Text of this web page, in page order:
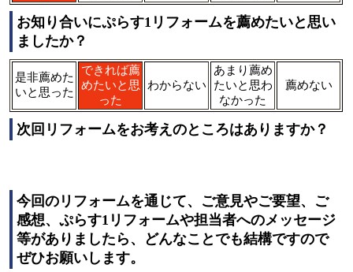
お知り合いにぷらす1リフォームを薦めたいと思い
ましたか？
是非薦めた
いと思った
できれば薦
めたいと思
った
わからない
あまり薦め
たいと思わ
なかった
薦めない
次回リフォームをお考えのところはありますか？
今回のリフォームを通じて、ご意見やご要望、ご
感想、ぷらす1リフォームや担当者へのメッセージ
等がありましたら、どんなことでも結構ですので
ぜひお願いします。